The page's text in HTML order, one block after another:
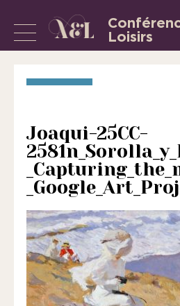
contenu
Loisirs
L’Association
«
Conférences
Loisirs
»
est
une
association
régie
par
la
loi
de
Afficher
masquer
navigation
Joaqui-25CC-